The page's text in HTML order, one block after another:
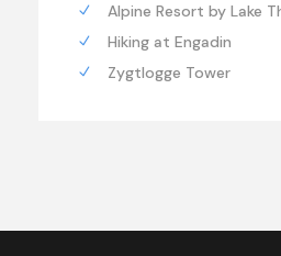
Alpine Resort by Lake
Hiking at Engadin
Zygtlogge Tower